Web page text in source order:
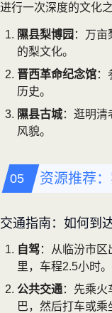
进行一次深度的文化之
隰县梨博园 ：万
的梨文化。
晋西革命纪念馆：
历史。
隰县古城：逛明清
风貌。
资源推荐
交通指南：如何到
自驾：从临汾市
里，车程2.5小时
公共交通：先乘
巴，然后打车或乘